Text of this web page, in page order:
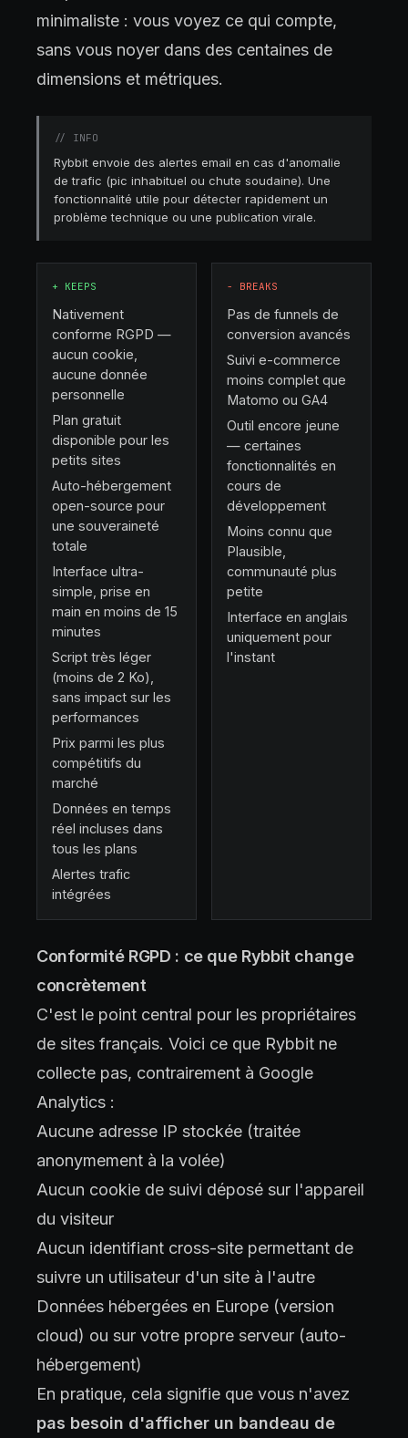
minimaliste : vous voyez ce qui compte,
sans vous noyer dans des centaines de
dimensions et métriques.
// INFO
Rybbit envoie des alertes email en cas d'anomalie
de trafic (pic inhabituel ou chute soudaine). Une
fonctionnalité utile pour détecter rapidement un
problème technique ou une publication virale.
+ KEEPS
Nativement
conforme RGPD —
aucun cookie,
aucune donnée
personnelle
Plan gratuit
disponible pour les
petits sites
Auto-hébergement
open-source pour
une souveraineté
totale
Interface ultra-
simple, prise en
main en moins de 15
minutes
Script très léger
(moins de 2 Ko),
sans impact sur les
performances
Prix parmi les plus
compétitifs du
marché
Données en temps
réel incluses dans
tous les plans
Alertes trafic
intégrées
− BREAKS
Pas de funnels de
conversion avancés
Suivi e-commerce
moins complet que
Matomo ou GA4
Outil encore jeune
— certaines
fonctionnalités en
cours de
développement
Moins connu que
Plausible,
communauté plus
petite
Interface en anglais
uniquement pour
l'instant
Conformité RGPD : ce que Rybbit change
concrètement
C'est le point central pour les propriétaires
de sites français. Voici ce que Rybbit ne
collecte pas, contrairement à Google
Analytics :
Aucune adresse IP stockée (traitée
anonymement à la volée)
Aucun cookie de suivi déposé sur l'appareil
du visiteur
Aucun identifiant cross-site permettant de
suivre un utilisateur d'un site à l'autre
Données hébergées en Europe (version
cloud) ou sur votre propre serveur (auto-
hébergement)
En pratique, cela signifie que vous n'avez
pas besoin d'afficher un bandeau de